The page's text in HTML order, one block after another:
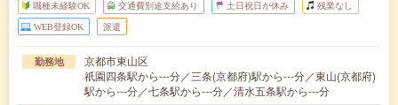
職種未経験OK 交通費別途支給あり 土日祝日が休み 残業なし
WEB登録OK 派遣
勤務地
京都市東山区
祇園四条駅から---分／三条(京都府)駅から---分／東山(京都府)
駅から---分／七条駅から---分／清水五条駅から---分